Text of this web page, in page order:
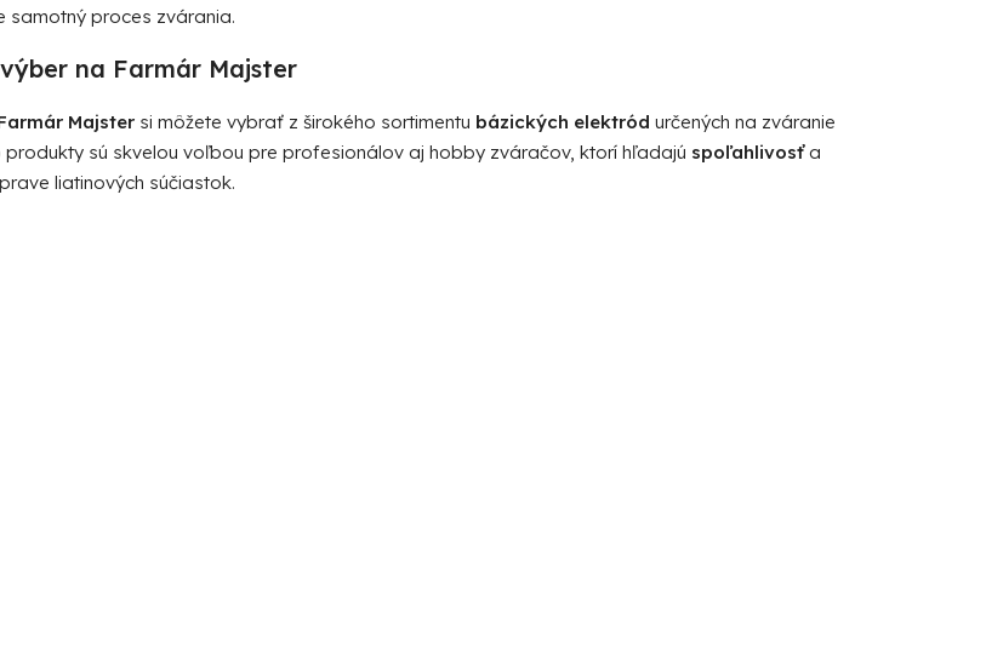
samotný proces zvárania.
na Farmár Majster
Majster si môžete vybrať z širokého sortimentu bázických elektród určených na zváranie
produkty sú skvelou voľbou pre profesionálov aj hobby zváračov, ktorí hľadajú spoľahlivosťa
liatinových súčiastok.